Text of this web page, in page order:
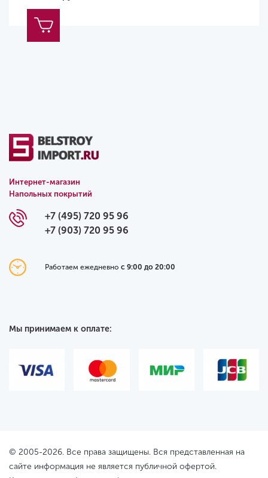
Интернет-магазин
Напольных покрытий
+7 (495) 720 95 96
+7 (903) 720 95 96
Работаем ежедневно с 9:00 до 20:00
Мы принимаем к оплате:
© 2005-2026. Все права защищены. Вся представленная на
сайте информация не является публичной офертой.